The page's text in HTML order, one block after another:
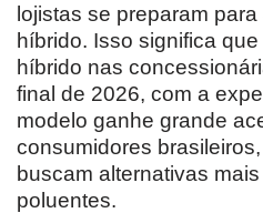
lojistas se preparam
híbrido. Isso significa
híbrido nas
final de 2026, com a
modelo ganhe grande
consumidores
buscam alternativas
poluentes.